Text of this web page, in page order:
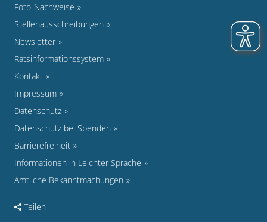
Foto-Nachweise
Stellenausschreibungen
Newsletter
Ratsinformationssystem
Kontakt
Impressum
Datenschutz
Datenschutz bei Spenden
Barrierefreiheit
Informationen in Leichter Sprache
Amtliche Bekanntmachungen
Teilen